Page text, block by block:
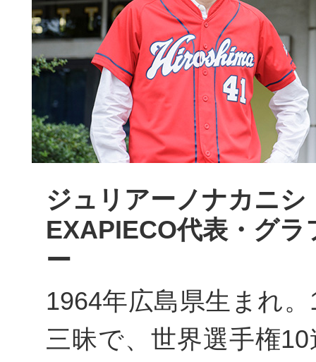
ジュリアーノナカニシ
EXAPIECO代表・グ
ー
1964年広島県生まれ
三昧で、世界選手権